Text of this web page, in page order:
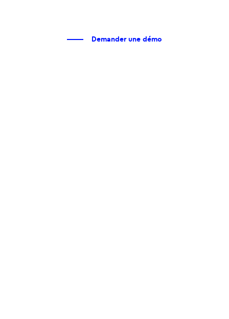
Demander une démo